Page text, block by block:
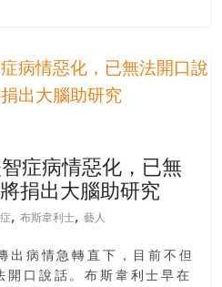
症病情惡化，已無
捐出大腦助研究
,布斯韋利士,藝人
出病情急轉直下，目前不但
開口說話。布斯韋利士早在